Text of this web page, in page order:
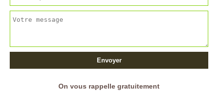
On vous rappelle gratuitement